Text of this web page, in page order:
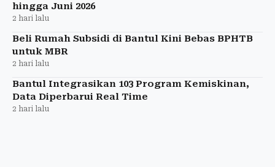
hingga Juni 2026
2 hari lalu
Beli Rumah Subsidi di Bantul Kini Bebas BPHTB
untuk MBR
2 hari lalu
Bantul Integrasikan 103 Program Kemiskinan,
Data Diperbarui Real Time
2 hari lalu